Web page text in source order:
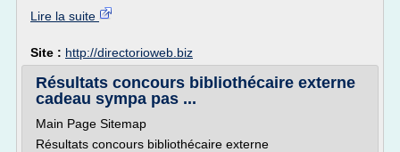
Lire la suite
Site : http://directorioweb.biz
Résultats concours bibliothécaire externe
cadeau sympa pas ...
Main Page Sitemap
Résultats concours bibliothécaire externe